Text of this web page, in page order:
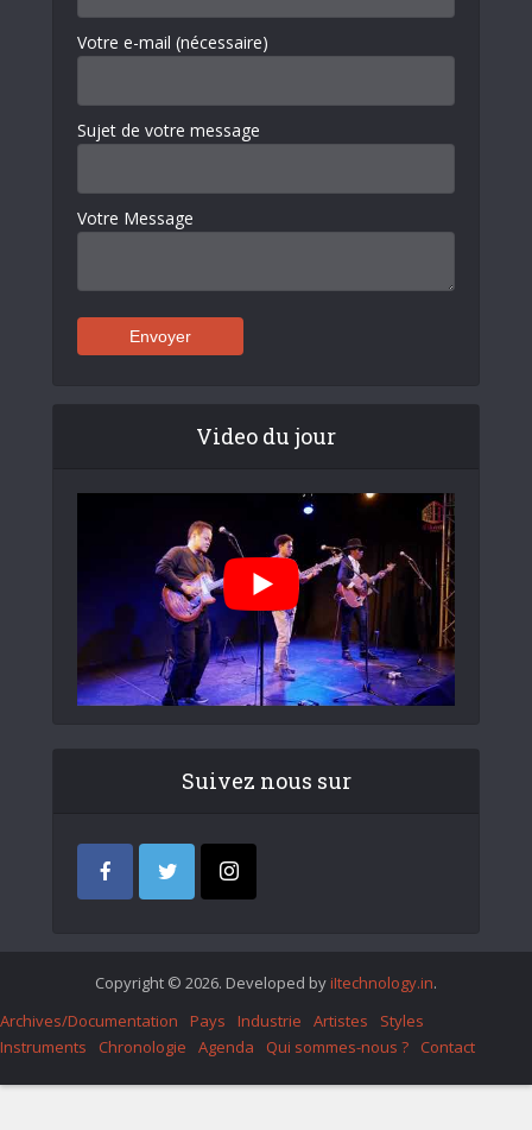
Votre e-mail (nécessaire)
Sujet de votre message
Votre Message
Video du jour
Suivez nous sur
Copyright © 2026. Developed by iItechnology.in.
Archives/Documentation
Pays Industrie Artistes
Styles
Instruments
Chronologie Agenda Qui sommes-nous ? Contact